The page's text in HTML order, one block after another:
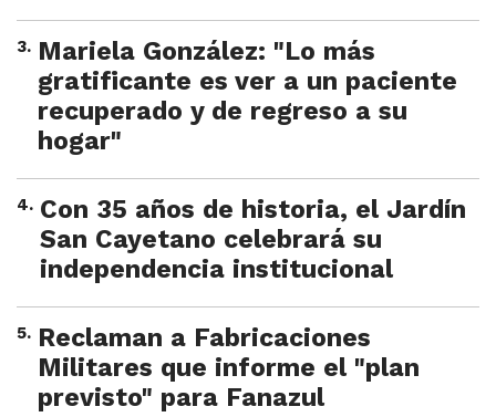
3. Mariela González: "Lo más
gratificante es ver a un paciente
recuperado y de regreso a su
hogar"
4. Con 35 años de historia, el Jardín
San Cayetano celebrará su
independencia institucional
5. Reclaman a Fabricaciones
Militares que informe el "plan
previsto" para Fanazul